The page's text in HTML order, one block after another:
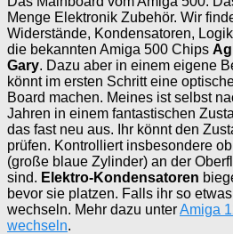
Menge Elektronik Zubehör. Wir
Widerstände, Kondensatoren,
die bekannten Amiga 500 Chips
Gary. Dazu aber in einem eigene
könnt im ersten Schritt eine
Board machen. Meines ist selbst
Jahren in einem fantastischen
das fast neu aus. Ihr könnt den
prüfen. Kontrolliert insbesondere
(große blaue Zylinder) an der
sind. Elektro-Kondensatoren
bevor sie platzen. Falls ihr so
wechseln. Mehr dazu unterAmiga
wechseln.